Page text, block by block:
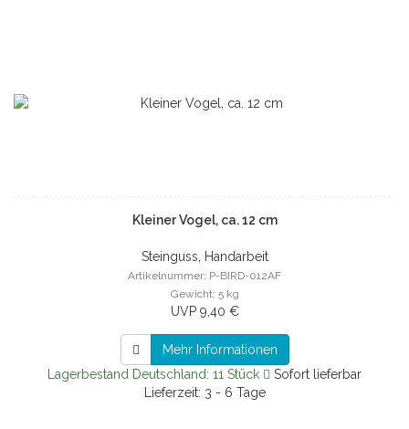
Kleiner Vogel, ca. 12 cm
Steinguss, Handarbeit
Artikelnummer: P-BIRD-012AF
Gewicht: 5 kg
UVP 9,40 €
Mehr Informationen
Lagerbestand Deutschland: 11 Stück
Sofort lieferbar
Lieferzeit: 3 - 6 Tage